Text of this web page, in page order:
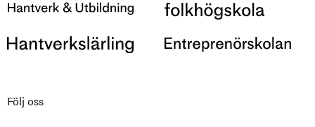
Följ oss